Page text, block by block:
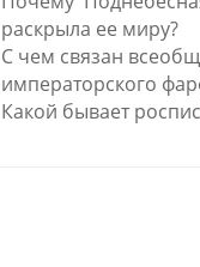
раскрыла ее миру?
С чем связан
императорского
Какой бывает